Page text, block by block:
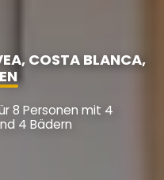
COSTA BLANCA,
8 Personen mit 4
4 Bädern